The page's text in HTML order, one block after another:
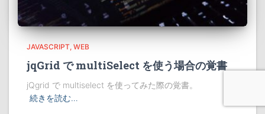
JAVASCRIPT WEB
jqGrid で multiSelect を使う場合の覚書
jQgrid で multiselect を使ってみた際の覚書。
続きを読む…